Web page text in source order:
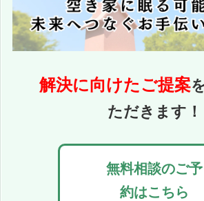
解決に向けたご提案
ただきます！
無料相談のご予
約はこちら